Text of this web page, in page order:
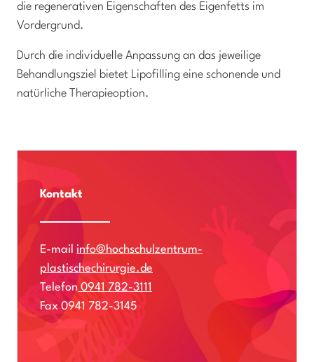
die regenerativen Eigenschaften des Eigenfetts im
Vordergrund.
Durch die individuelle Anpassung an das jeweilige
Behandlungsziel bietet Lipofilling eine schonende und
natürliche Therapieoption.
Kontakt
E-mail info@hochschulzentrum-
plastischechirurgie.de
Telefon 0941 782-3111
Fax 0941 782-3145